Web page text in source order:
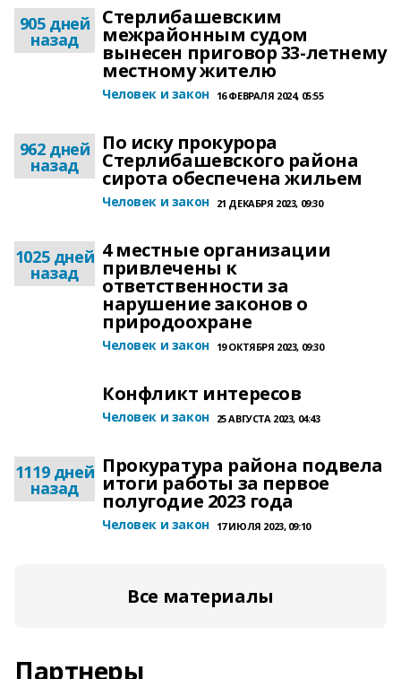
905 дней
назад
Стерлибашевским
межрайонным судом
вынесен приговор 33-летнему
местному жителю
Человек и закон 16 ФЕВРАЛЯ 2024, 05:55
962 дней
назад
По иску прокурора
Стерлибашевского района
сирота обеспечена жильем
Человек и закон 21 ДЕКАБРЯ 2023, 09:30
1025 дней
назад
4 местные организации
привлечены к
ответственности за
нарушение законов о
природоохране
Человек и закон 19 ОКТЯБРЯ 2023, 09:30
Конфликт интересов
Человек и закон 25 АВГУСТА 2023, 04:43
1119 дней
назад
Прокуратура района подвела
итоги работы за первое
полугодие 2023 года
Человек и закон 17 ИЮЛЯ 2023, 09:10
Все материалы
Партнеры